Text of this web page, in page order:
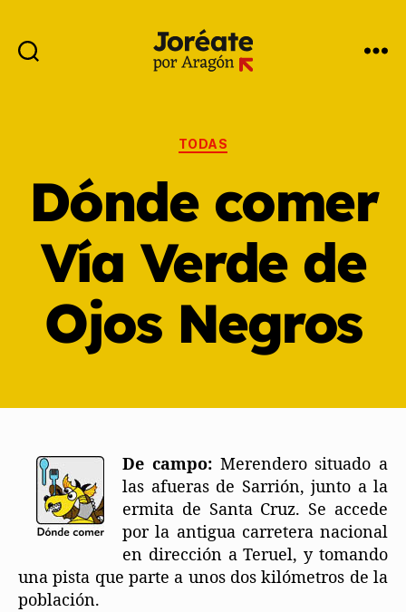
TODAS
Dónde comer
Vía Verde de
Ojos Negros
De campo:Merendero situado a
las afueras de Sarrión, junto a la
ermita de Santa Cruz. Se accede
por la antigua carretera nacional
en dirección a Teruel, y tomando
una pista que parte a unos dos kilómetros de la
población.